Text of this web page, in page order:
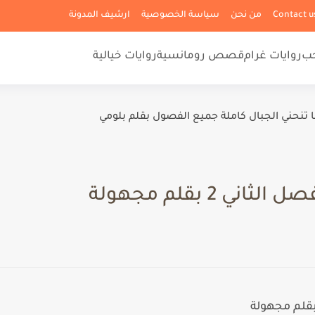
من نحن سياسة الخصوصية ارشيف المدونة
روايات غرامقصص رومانسيةروايات خيالية
تنحني الجبال كاملة جميع الفصول بقلم بلومي
2 بقلم مجهولة